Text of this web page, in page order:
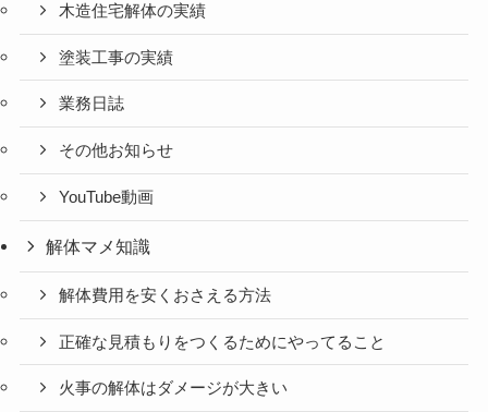
木造住宅解体の実績
塗装工事の実績
業務日誌
その他お知らせ
YouTube動画
解体マメ知識
解体費用を安くおさえる方法
正確な見積もりをつくるためにやってること
火事の解体はダメージが大きい